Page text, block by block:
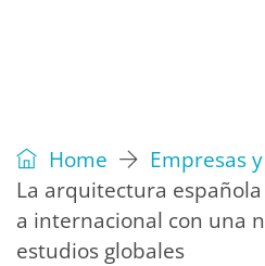
Home
Empresas
La arquitectura
a internacional con una
estudios globales